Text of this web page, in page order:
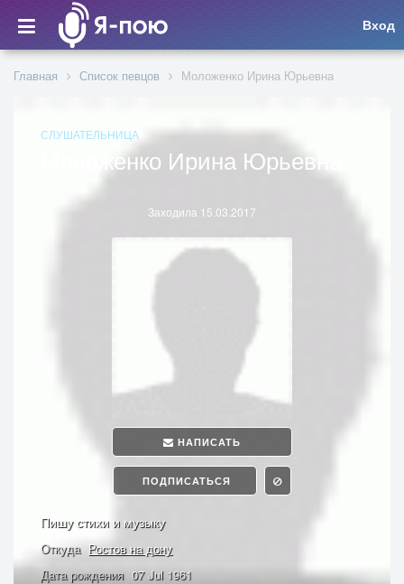
Вход
Главная Список певцов Моложенко Ирина Юрьевна
СЛУШАТЕЛЬНИЦА
Моложенко Ирина Юрьевна
Заходила 15.03.2017
НАПИСАТЬ
ПОДПИСАТЬСЯ
Пишу стихи и музыку
Откуда Ростов на дону
Дата рождения 07 Jul 1961